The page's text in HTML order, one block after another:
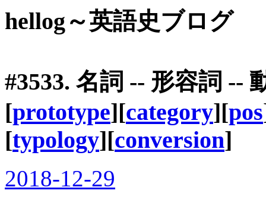
hellog～英語史ブログ
#3533. 名詞 -- 形容詞 --
[prototype][category][pos
[typology][conversion]
2018-12-29